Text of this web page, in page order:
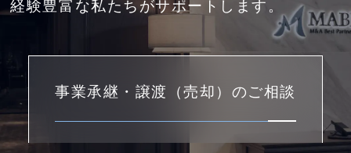
経験豊富な私たちがサポートします。
事業承継・譲渡（売却）のご相談